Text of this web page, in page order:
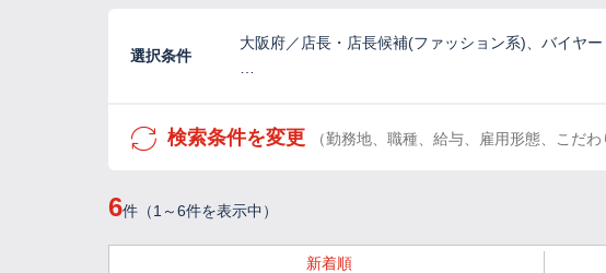
選択条件
大阪府／店長・店長候補(ファッション系)、バイヤ
検索条件を変更 （勤務地、職種、給与、雇用形態、こだわ
6件（1～6件を表示中）
新着順